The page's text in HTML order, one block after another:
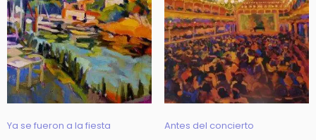
Ya se fueron a la fiesta Antes del concierto